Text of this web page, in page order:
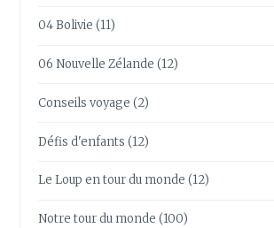
04 Bolivie (11)
06 Nouvelle Zélande (12)
Conseils voyage (2)
Défis d'enfants (12)
Le Loup en tour du monde (12)
Notre tour du monde (100)